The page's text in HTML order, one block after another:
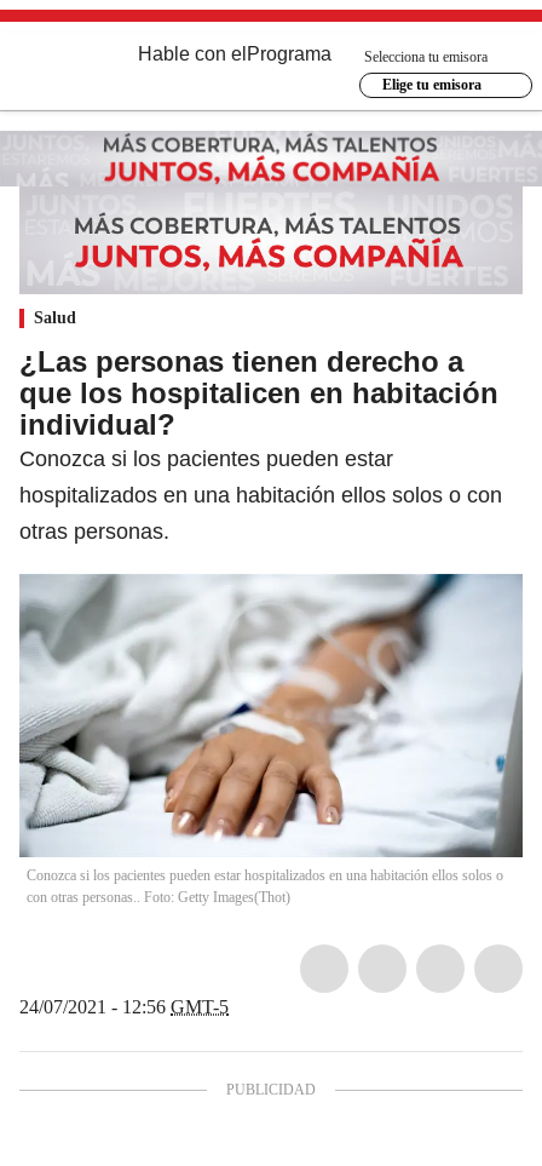
Hable con el Programa
Selecciona tu emisora
Elige tu emisora
Salud
¿Las personas tienen derecho a
que los hospitalicen en habitación
individual?
Conozca si los pacientes pueden estar
hospitalizados en una habitación ellos solos o con
otras personas.
Conozca si los pacientes pueden estar hospitalizados en una habitación ellos solos o
con otras personas.. Foto: Getty Images(Thot)
24/07/2021 - 12:56 GMT-5